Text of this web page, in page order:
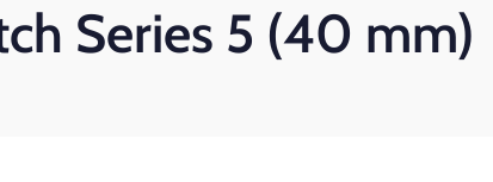
Series 5 (40 mm)